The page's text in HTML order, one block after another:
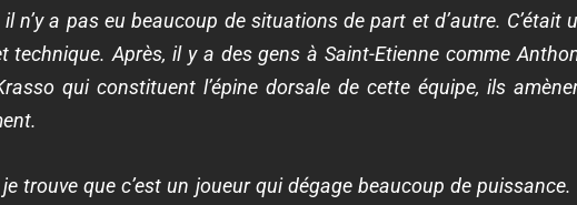
n’y a pas eu beaucoup de situations de part et d’autre. C’était
Après, il y a des gens à Saint-Etienne comme
qui constituent l’épine dorsale de cette équipe, ils
trouve que c’est un joueur qui dégage beaucoup de